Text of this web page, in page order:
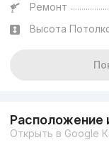
Ремонт
Высота
Расположение
Открыть в Google